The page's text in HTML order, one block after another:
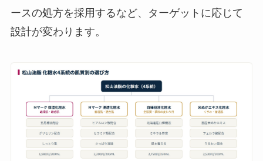
ースの処方を採用するなど、ターゲットに応じて
設計が変わります。